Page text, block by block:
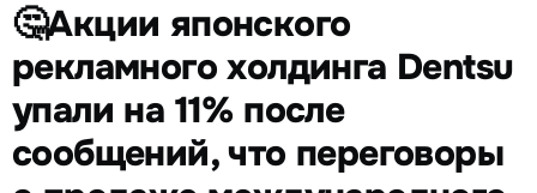
🤔Акции японского
рекламного холдинга Dentsu
упали на 11% после
сообщений, что переговоры